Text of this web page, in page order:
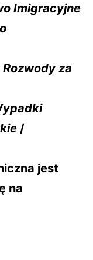
Imigracyjne
Rozwody za
/
jest
na